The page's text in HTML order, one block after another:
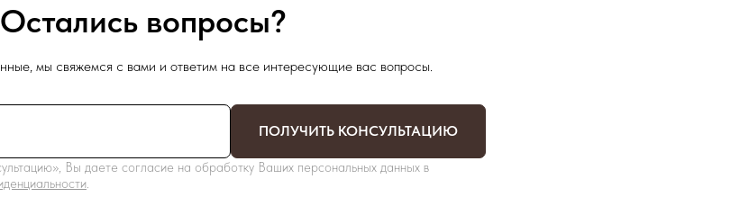
Остались вопросы?
мы свяжемся с вами и ответим на все интересующие вас вопросы.
Вы даете согласие на обработку Ваших персональных данных в
.
ПОЛУЧИТЬ КОНСУЛЬТАЦИЮ